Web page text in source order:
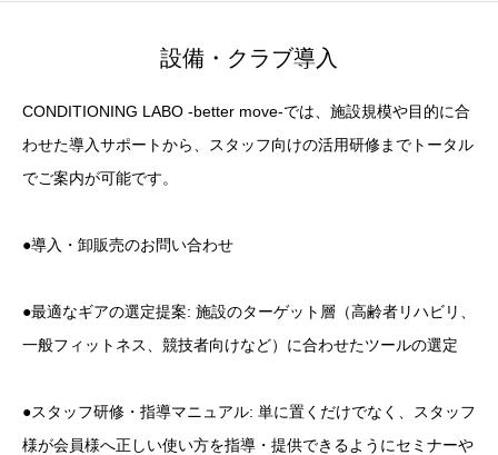
設備・クラブ導入
CONDITIONING LABO -better move-では、施設規模や目的に合
わせた導入サポートから、スタッフ向けの活用研修までトータル
でご案内が可能です。
●導入・卸販売のお問い合わせ
●最適なギアの選定提案: 施設のターゲット層（高齢者リハビリ、
一般フィットネス、競技者向けなど）に合わせたツールの選定
●スタッフ研修・指導マニュアル: 単に置くだけでなく、スタッフ
様が会員様へ正しい使い方を指導・提供できるようにセミナーや